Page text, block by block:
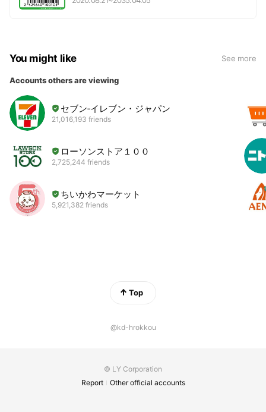
You might like See more
Accounts others are viewing
セブン‐イレブン・ジャパン
21,016,193 friends
ローソンストア１００
2,725,244 friends
ちいかわマーケット
5,921,382 friends
Top
@kd-hrokkou
© LY Corporation
Report
Other official accounts